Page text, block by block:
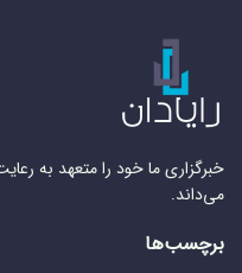
خبرگزاری ما خود را متعهد به
می‌داند.
برچسب‌ها